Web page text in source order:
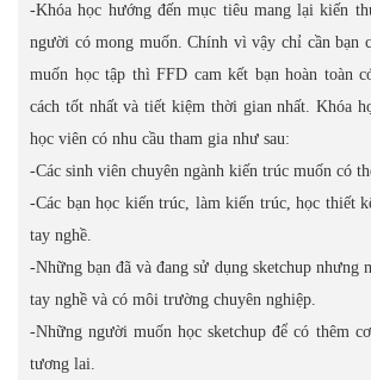
-Khóa học hướng đến mục tiêu mang lại kiến
người có mong muốn. Chính vì vậy chỉ cần bạn
muốn học tập thì FFD cam kết bạn hoàn toàn
cách tốt nhất và tiết kiệm thời gian nhất. Khóa
học viên có nhu cầu tham gia như sau:
-Các sinh viên chuyên ngành kiến trúc muốn có
-Các bạn học kiến trúc, làm kiến trúc, học thiết
tay nghề.
-Những bạn đã và đang sử dụng sketchup nhưng
tay nghề và có môi trường chuyên nghiệp.
-Những người muốn học sketchup để có thêm
tương lai.